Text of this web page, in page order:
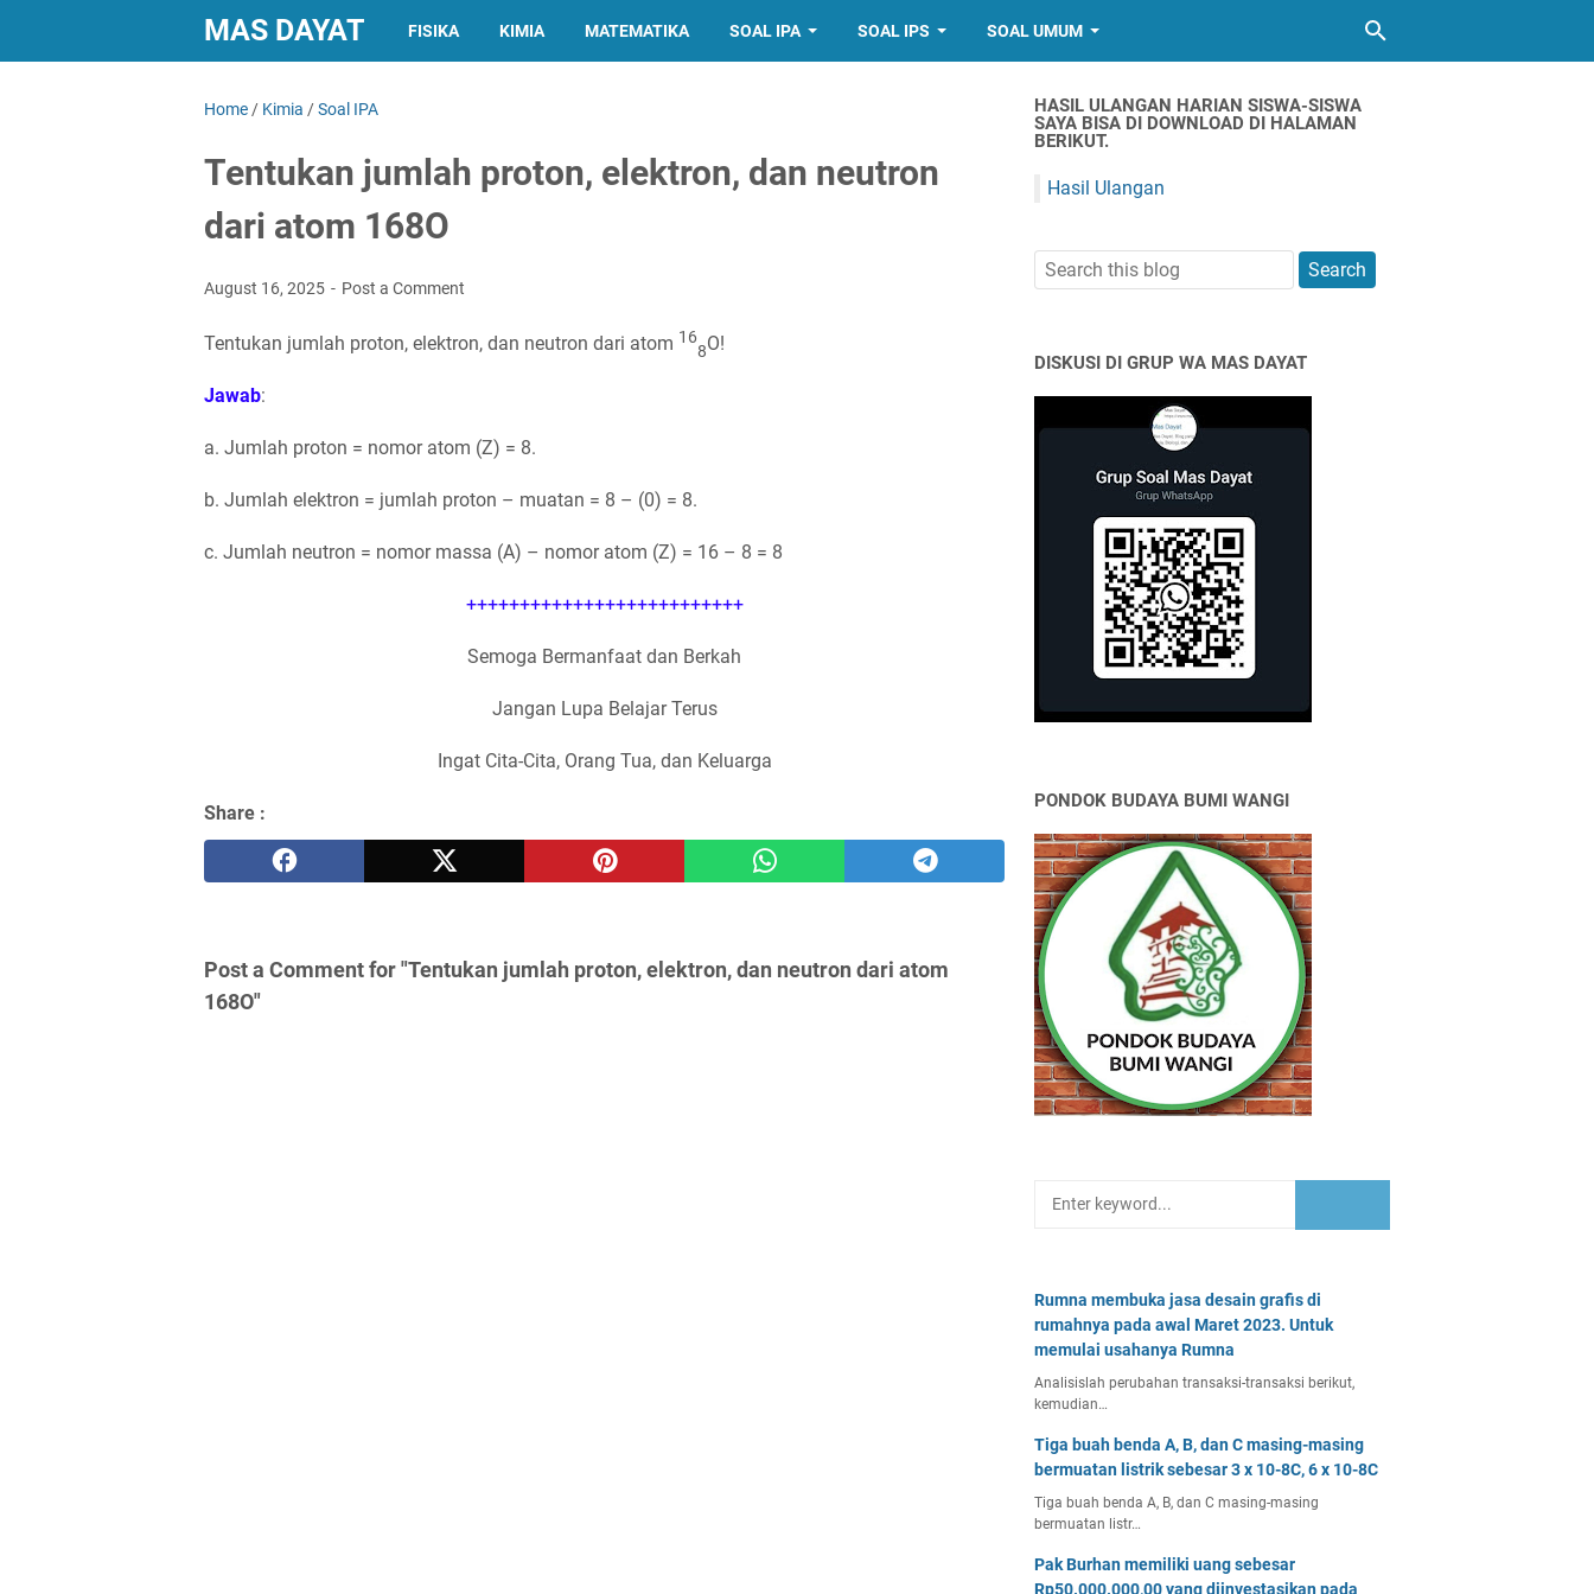
MAS DAYAT FISIKA KIMIA MATEMATIKA SOAL IPA SOAL IPS SOAL UMUM
Home / Kimia /Soal IPA
Tentukan jumlah proton, elektron, dan neutron
dari atom 168O
August 16, 2025 Post a Comment
Tentukan jumlah proton, elektron, dan neutron dari atom 16
8O!
Jawab:
a. Jumlah proton = nomor atom (Z) = 8.
b. Jumlah elektron = jumlah proton – muatan = 8 – (0) = 8.
c. Jumlah neutron = nomor massa (A) – nomor atom (Z) = 16 – 8 = 8
++++++++++++++++++++++++++
Semoga Bermanfaat dan Berkah
Jangan Lupa Belajar Terus
Ingat Cita-Cita, Orang Tua, dan Keluarga
Share :
Post a Comment for "Tentukan jumlah proton, elektron, dan neutron dari atom
168O"
HASIL ULANGAN HARIAN SISWA-SISWA
SAYA BISA DI DOWNLOAD DI HALAMAN
BERIKUT.
Hasil Ulangan
DISKUSI DI GRUP WA MAS DAYAT
PONDOK BUDAYA BUMI WANGI
Rumna membuka jasa desain grafis di
rumahnya pada awal Maret 2023. Untuk
memulai usahanya Rumna
Analisislah perubahan transaksi-transaksi berikut,
kemudian…
Tiga buah benda A, B, dan C masing-masing
bermuatan listrik sebesar 3 x 10-8C, 6 x 10-8C
Tiga buah benda A, B, dan C masing-masing
bermuatan listr…
Pak Burhan memiliki uang sebesar
Rp50.000.000,00 yang diinvestasikan pada